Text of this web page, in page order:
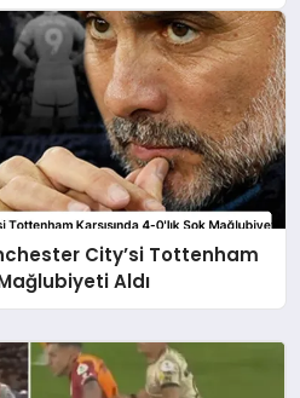
City’si Tottenham
Aldı